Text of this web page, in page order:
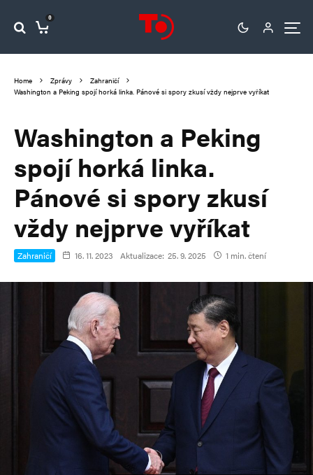
0
Home Zprávy
Zahraničí
Washington a Peking spojí horká linka. Pánové si spory zkusí vždy nejprve vyříkat
Washington a Peking
spojí horká linka.
Pánové si spory zkusí
vždy nejprve vyříkat
Zahraničí 16. 11. 2023 Aktualizace: 25. 9. 2025 1 min. čtení